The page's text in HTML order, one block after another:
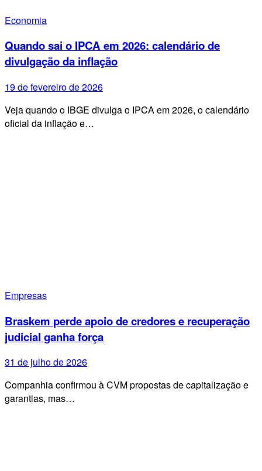
Economia
Quando sai o IPCA em 2026: calendário de
divulgação da inflação
19 de fevereiro de 2026
Veja quando o IBGE divulga o IPCA em 2026, o calendário
oficial da inflação e…
Empresas
Braskem perde apoio de credores e recuperação
judicial ganha força
31 de julho de 2026
Companhia confirmou à CVM propostas de capitalização e
garantias, mas…